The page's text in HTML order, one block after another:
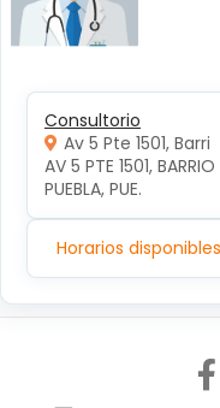
Consultorio
Av 5 Pte 1501, Barri
AV 5 PTE 1501,
PUEBLA, PUE.
Horarios disponibles